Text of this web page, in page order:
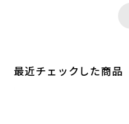
最近チェックした商品